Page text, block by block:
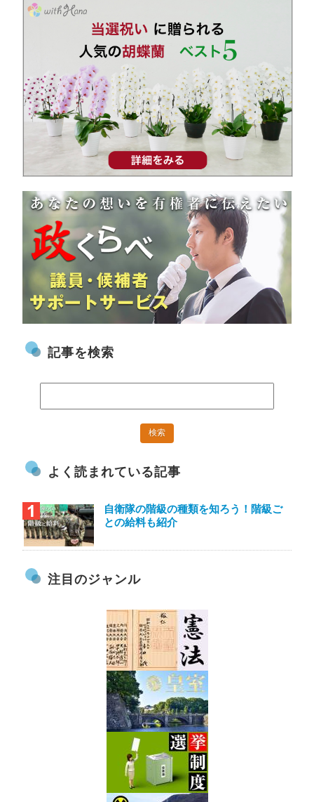
記事を検索
よく読まれている記事
自衛隊の階級の種類を知ろう！階級ご
との給料も紹介
注目のジャンル